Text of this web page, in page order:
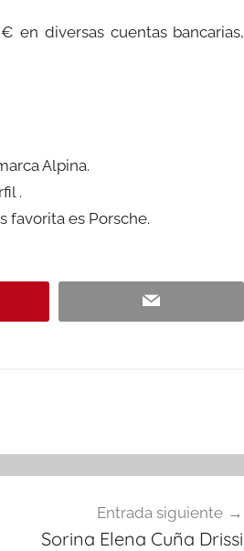
en diversas cuentas bancarias,
Alpina.
.
favorita es Porsche.
Entrada siguiente
Sorina Elena Cuña Drissi